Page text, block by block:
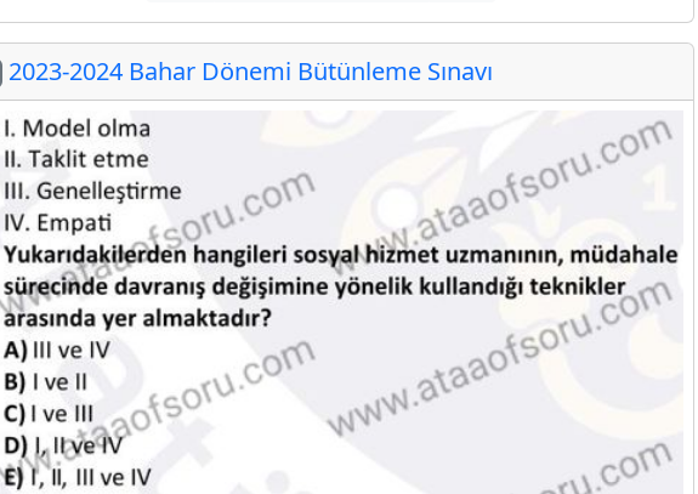
2023-2024 Bahar Dönemi Bütünleme Sınavı